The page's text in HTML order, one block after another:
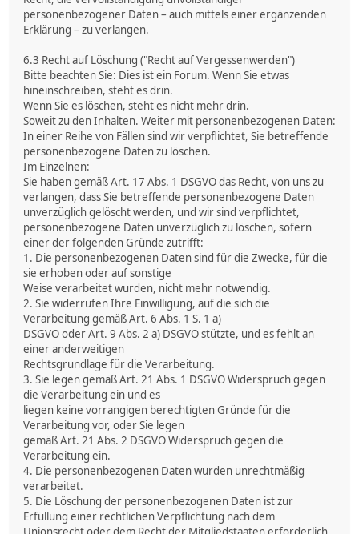
personenbezogener Daten – auch mittels einer ergänzenden
Erklärung – zu verlangen.
6.3 Recht auf Löschung ("Recht auf Vergessenwerden")
Bitte beachten Sie: Dies ist ein Forum. Wenn Sie etwas
hineinschreiben, steht es drin.
Wenn Sie es löschen, steht es nicht mehr drin.
Soweit zu den Inhalten. Weiter mit personenbezogenen Daten:
In einer Reihe von Fällen sind wir verpflichtet, Sie betreffende
personenbezogene Daten zu löschen.
Im Einzelnen:
Sie haben gemäß Art. 17 Abs. 1 DSGVO das Recht, von uns zu
verlangen, dass Sie betreffende personenbezogene Daten
unverzüglich gelöscht werden, und wir sind verpflichtet,
personenbezogene Daten unverzüglich zu löschen, sofern
einer der folgenden Gründe zutrifft:
1. Die personenbezogenen Daten sind für die Zwecke, für die
sie erhoben oder auf sonstige
Weise verarbeitet wurden, nicht mehr notwendig.
2. Sie widerrufen Ihre Einwilligung, auf die sich die
Verarbeitung gemäß Art. 6 Abs. 1 S. 1 a)
DSGVO oder Art. 9 Abs. 2 a) DSGVO stützte, und es fehlt an
einer anderweitigen
Rechtsgrundlage für die Verarbeitung.
3. Sie legen gemäß Art. 21 Abs. 1 DSGVO Widerspruch gegen
die Verarbeitung ein und es
liegen keine vorrangigen berechtigten Gründe für die
Verarbeitung vor, oder Sie legen
gemäß Art. 21 Abs. 2 DSGVO Widerspruch gegen die
Verarbeitung ein.
4. Die personenbezogenen Daten wurden unrechtmäßig
verarbeitet.
5. Die Löschung der personenbezogenen Daten ist zur
Erfüllung einer rechtlichen Verpflichtung nach dem